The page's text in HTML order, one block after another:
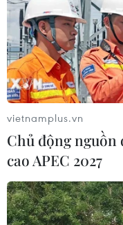
vietnamplus.vn
Chủ động nguồn
cao APEC 2027